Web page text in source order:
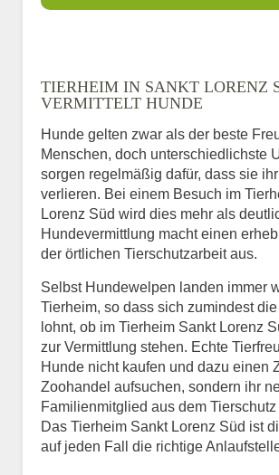
E-Mail*
Informationen
Tier.
Art des Tiers*
TIERHEIM IN SANKT LORENZ
VERMITTELT HUNDE
Hunde gelten zwar als der beste
Menschen, doch unterschiedlichste
sorgen regelmäßig dafür, dass sie
verlieren. Bei einem Besuch im
Lorenz Süd wird dies mehr als
Hundevermittlung macht einen
der örtlichen Tierschutzarbeit aus.
Selbst Hundewelpen landen immer
Tierheim, so dass sich zumindest
lohnt, ob im Tierheim Sankt Lorenz
zur Vermittlung stehen. Echte
Hunde nicht kaufen und dazu einen
Zoohandel aufsuchen, sondern ihr
Familienmitglied aus dem
Das Tierheim Sankt Lorenz Süd ist
auf jeden Fall die richtige